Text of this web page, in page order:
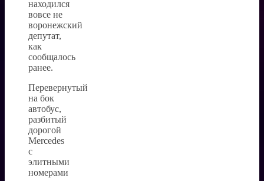
находился
вовсе не
воронежский
депутат,
как
сообщалось
ранее.
Перевернутый
на бок
автобус,
разбитый
дорогой
Mercedes
с
элитными
номерами